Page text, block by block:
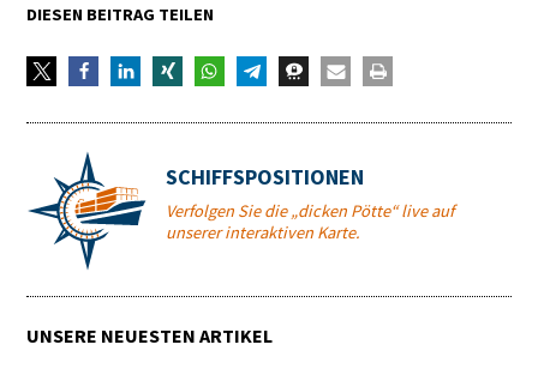
DIESEN BEITRAG TEILEN
SCHIFFSPOSITIONEN
Verfolgen Sie die „dicken Pötte“ live auf
unserer interaktiven Karte.
UNSERE NEUESTEN ARTIKEL